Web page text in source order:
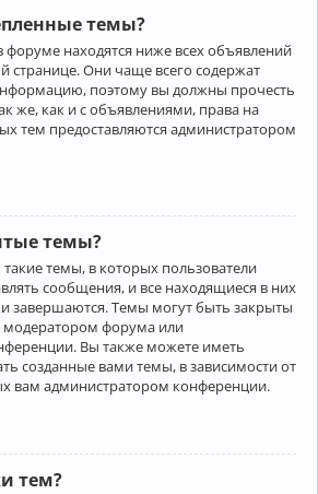
темы?
находятся ниже всех объявлений
странице. Они чаще всего содержат
поэтому вы должны прочесть
же, как и с объявлениями, права на
тем предоставляются администратором
темы?
темы, в которых пользователи
сообщения, и все находящиеся в них
завершаются. Темы могут быть закрыты
форума или
Вы также можете иметь
созданные вами темы, в зависимости от
вам администратором конференции.
тем?